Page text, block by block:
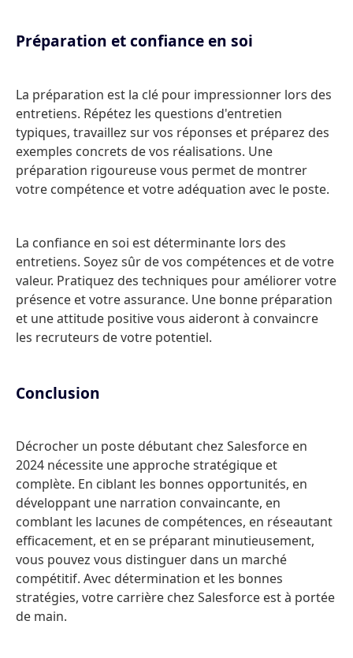
Préparation et confiance en soi
La préparation est la clé pour impressionner lors des
entretiens. Répétez les questions d'entretien
typiques, travaillez sur vos réponses et préparez des
exemples concrets de vos réalisations. Une
préparation rigoureuse vous permet de montrer
votre compétence et votre adéquation avec le poste.
La confiance en soi est déterminante lors des
entretiens. Soyez sûr de vos compétences et de votre
valeur. Pratiquez des techniques pour améliorer votre
présence et votre assurance. Une bonne préparation
et une attitude positive vous aideront à convaincre
les recruteurs de votre potentiel.
Conclusion
Décrocher un poste débutant chez Salesforce en
2024 nécessite une approche stratégique et
complète. En ciblant les bonnes opportunités, en
développant une narration convaincante, en
comblant les lacunes de compétences, en réseautant
efficacement, et en se préparant minutieusement,
vous pouvez vous distinguer dans un marché
compétitif. Avec détermination et les bonnes
stratégies, votre carrière chez Salesforce est à portée
de main.